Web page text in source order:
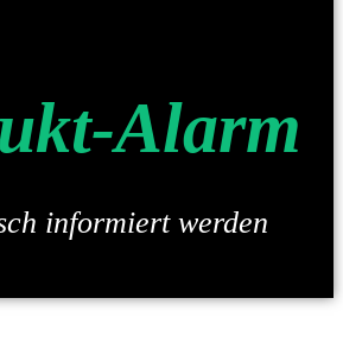
Alarm
informiert werden